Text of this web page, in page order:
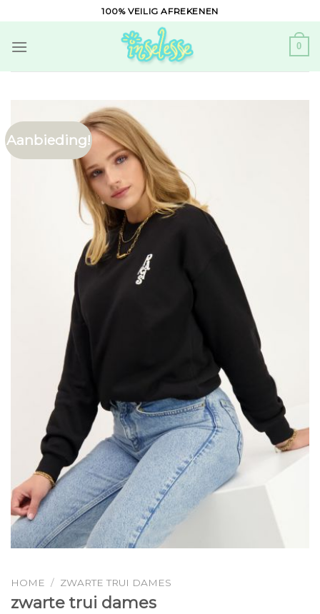
to
content
100% VEILIG AFREKENEN
0
Aanbieding!
HOME / ZWARTE TRUI DAMES
zwarte trui dames